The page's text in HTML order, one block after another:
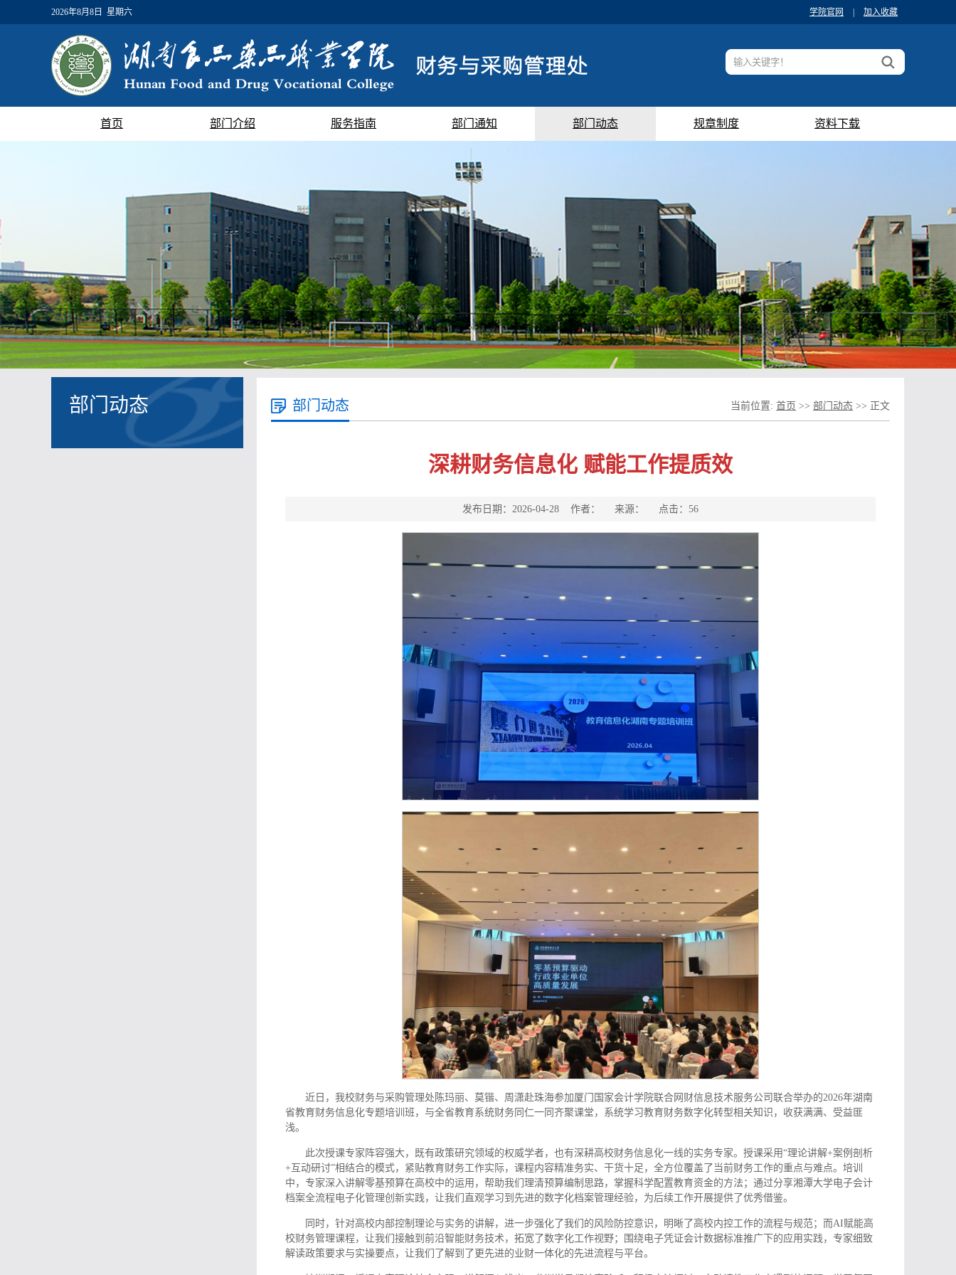
2026年8月8日 星期六 学院官网 加入收藏
首页 部门介绍 服务指南 部门通知 部门动态 规章制度 资料下载
部门动态 部门动态 当前位置: 首页 >> 部门动态 >> 正文
深耕财务信息化 赋能工作提质效
发布日期：2026-04-28 作者： 来源： 点击： 56
近日，我校财务与采购管理处陈玛丽、莫锴、周潇赴珠海参加厦门国家会计学院联合网财信息技术服务公司联合举办的2026年湖南
省教育财务信息化专题培训班，与全省教育系统财务同仁一同齐聚课堂，系统学习教育财务数字化转型相关知识，收获满满、受益匪
浅。
此次授课专家阵容强大，既有政策研究领域的权威学者，也有深耕高校财务信息化一线的实务专家。授课采用“理论讲解+案例剖析
+互动研讨”相结合的模式，紧贴教育财务工作实际，课程内容精准务实、干货十足，全方位覆盖了当前财务工作的重点与难点。培训
中，专家深入讲解零基预算在高校中的运用，帮助我们理清预算编制思路，掌握科学配置教育资金的方法；通过分享湘潭大学电子会计
档案全流程电子化管理创新实践，让我们直观学习到先进的数字化档案管理经验，为后续工作开展提供了优秀借鉴。
同时，针对高校内部控制理论与实务的讲解，进一步强化了我们的风险防控意识，明晰了高校内控工作的流程与规范；而AI赋能高
校财务管理课程，让我们接触到前沿智能财务技术，拓宽了数字化工作视野；围绕电子凭证会计数据标准推广下的应用实践，专家细致
解读政策要求与实操要点，让我们了解到了更先进的业财一体化的先进流程与平台。